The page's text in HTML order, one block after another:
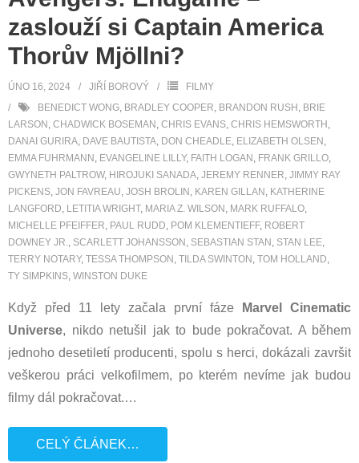
zaslouží si Captain America
Thorův Mjöllni?
ÚNO 16, 2024 JIŘÍ BOROVÝ
FILMY
BENEDICT WONG, BRADLEY COOPER, BRANDON RUSH , BRIE
LARSON , CHADWICK BOSEMAN , CHRIS EVANS, CHRIS HEMSWORTH ,
DANAI GURIRA, DAVE BAUTISTA, DON CHEADLE, ELIZABETH OLSEN ,
EMMA FUHRMANN , EVANGELINE LILLY, FAITH LOGAN , FRANK GRILLO,
GWYNETH PALTROW, HIROJUKI SANADA, JEREMY RENNER, JIMMY RAY
PICKENS, JON FAVREAU, JOSH BROLIN , KAREN GILLAN , KATHERINE
LANGFORD, LETITIA WRIGHT, MARIA Z. WILSON , MARK RUFFALO,
MICHELLE PFEIFFER, PAUL RUDD, POM KLEMENTIEFF, ROBERT
DOWNEY JR., SCARLETT JOHANSSON , SEBASTIAN STAN , STAN LEE,
TERRY NOTARY, TESSA THOMPSON , TILDA SWINTON , TOM HOLLAND,
TY SIMPKINS, WINSTON DUKE
Když před 11 lety začala první fáze
Marvel Cinematic
Universe, nikdo netušil jak to bude pokračovat. A během
jednoho desetiletí producenti, spolu s herci, dokázali završit
veškerou práci velkofilmem, po kterém nevíme jak budou
filmy dál pokračovat.…
CELÝ ČLÁNEK…